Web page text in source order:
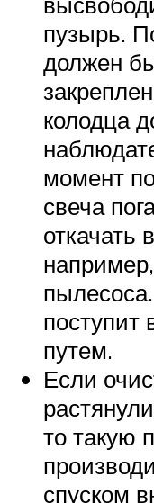
пузырь.
должен
колодца
момент
свеча
откачать
поступит
путем.
Если
то такую
спуском